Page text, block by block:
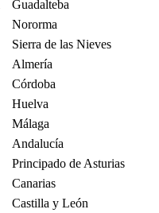
Guadalteba
Nororma
Sierra de las Nieves
Almería
Córdoba
Huelva
Málaga
Andalucía
Principado de Asturias
Canarias
Castilla y León